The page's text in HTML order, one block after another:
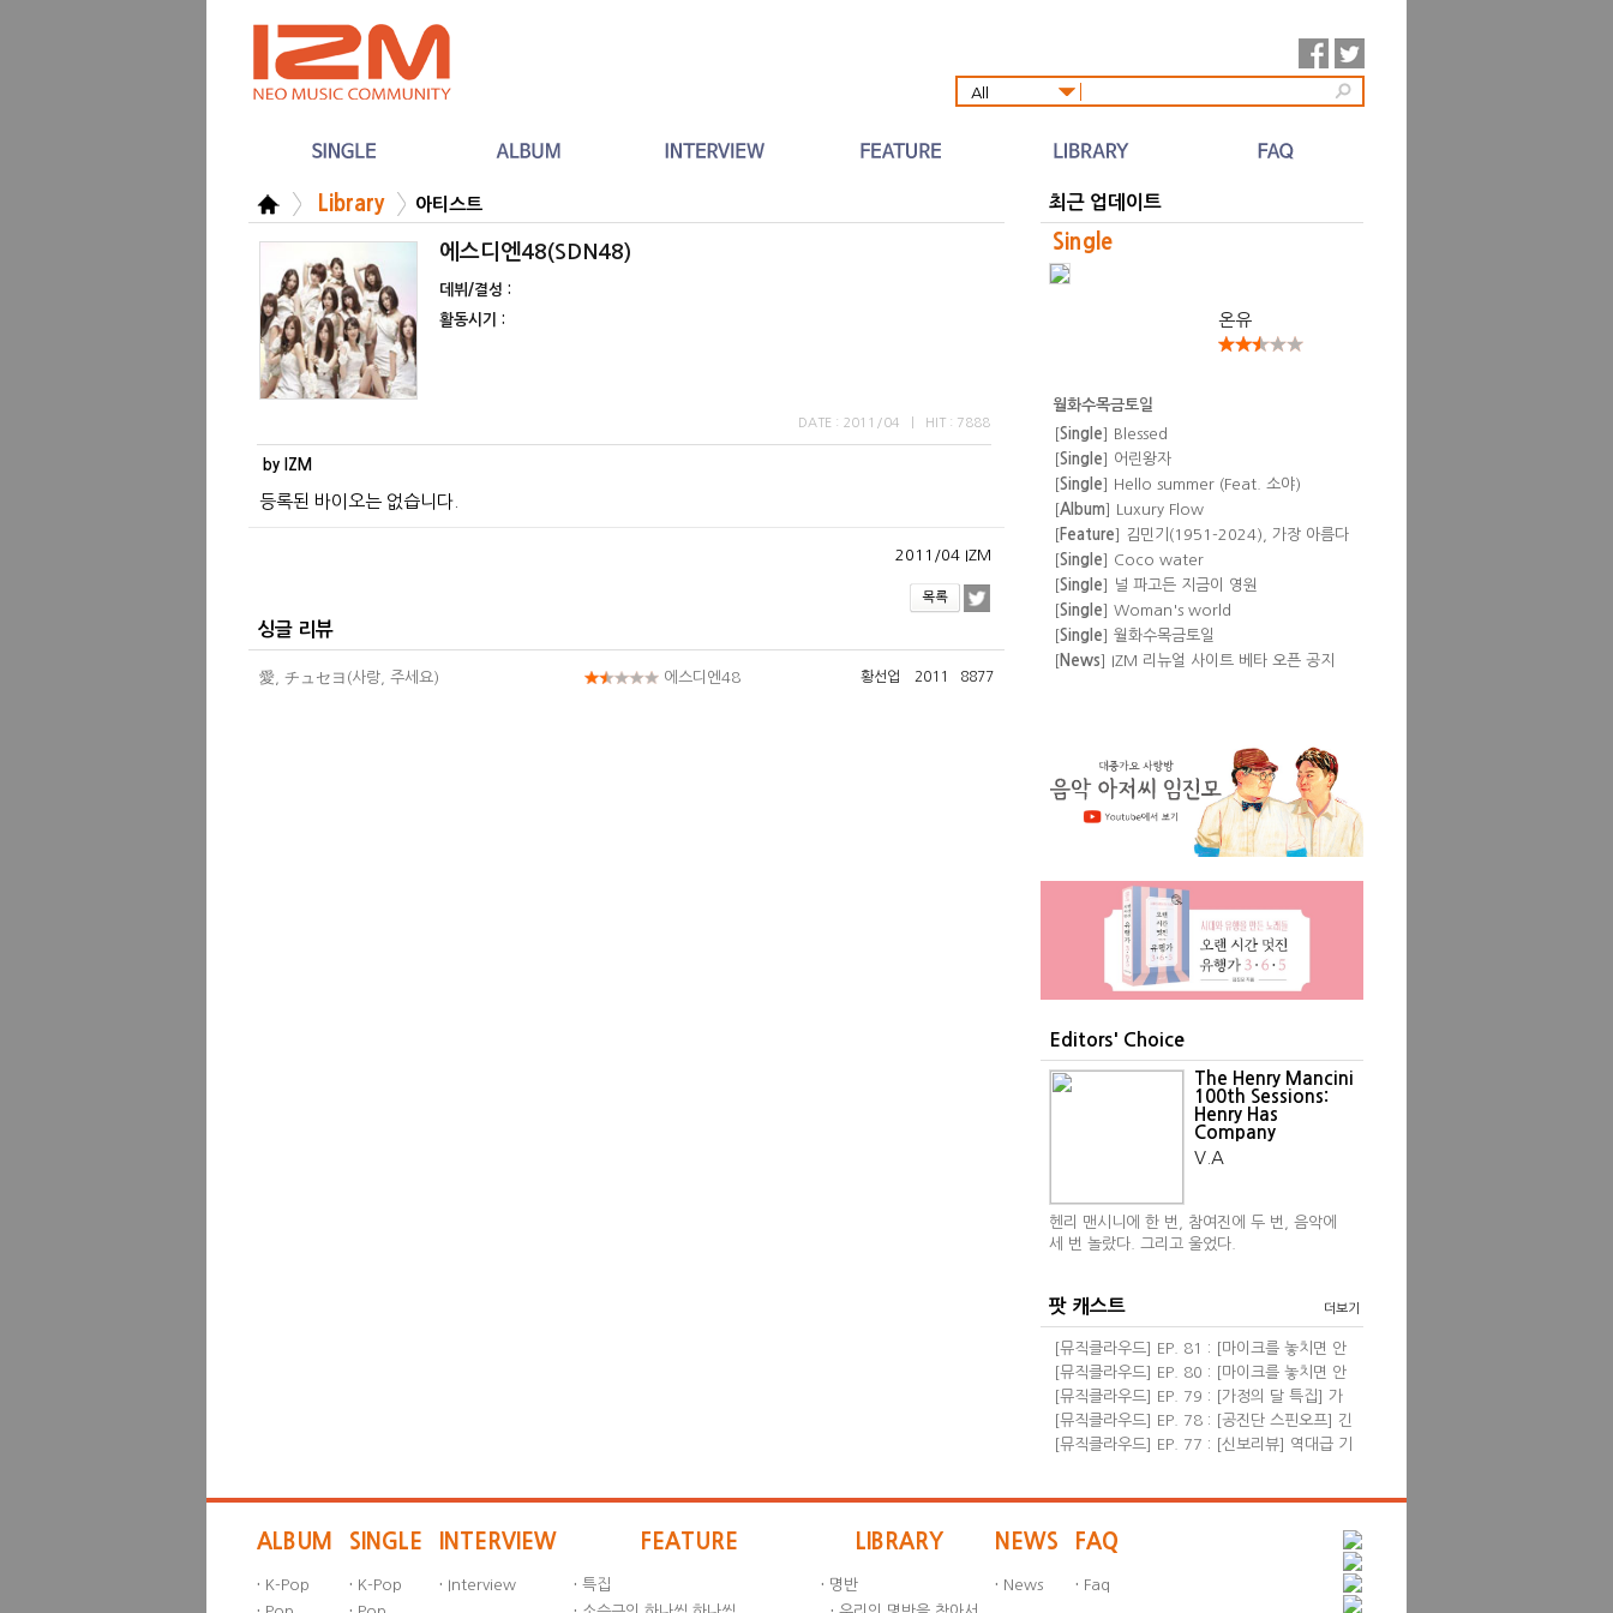
All
Library 아티스트
에스디엔48(SDN48)
데뷔/결성 :
활동시기 :
DATE : 2011/04 HIT : 7888
by IZM
등록된 바이오는 없습니다.
2011/04 IZM
싱글 리뷰
愛, チュセヨ(사랑, 주세요) 에스디엔48 황선업 2011 8877
최근 업데이트
Single
온유
월화수목금토일
[Single] Blessed
[Single] 어린왕자
[Single] Hello summer (Feat. 소야)
[Album] Luxury Flow
[Feature] 김민기(1951-2024), 가장 아름다
운 뒷것
[Single] Coco water
[Single] 널 파고든 지금이 영원
[Single] Woman's world
[Single] 월화수목금토일
[News] IZM 리뉴얼 사이트 베타 오픈 공지
Single] Don't
[Single] Show pony
Editors' Choice
The Henry Mancini
100th Sessions:
Henry Has
Company
V.A
헨리 맨시니에 한 번, 참여진에 두 번, 음악에
세 번 놀랐다. 그리고 울었다.
팟 캐스트 더보기
[뮤직클라우드] EP. 81 : [마이크를 놓치면 안
돼!] 영화음악 <프리실라> with 한성현, 염동
교 필자
[뮤직클라우드] EP. 80 : [마이크를 놓치면 안
돼!] 신보 리뷰 wi...
[뮤직클라우드] EP. 79 : [가정의 달 특집] 가
족과 관련된 음악들 &...
[뮤직클라우드] EP. 78 : [공진단 스핀오프] 긴
급 진단! 2024 뮤...
[뮤직클라우드] EP. 77 : [신보리뷰] 역대급 기
ALBUM
· K-Pop
SINGLE
· K-Pop
INTERVIEW
· Interview
FEATURE
· 특집
LIBRARY
· 명반
NEWS
· News
FAQ
· Faq